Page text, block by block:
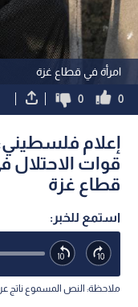
امرأة في قطاع غزة
0
0
قوات
قطاع غزة
استمع للخبر:
ملاحظة: النص المسموع ناتج